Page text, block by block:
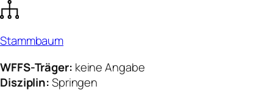
Stammbaum
WFFS-Träger: keine Angabe
Disziplin:Springen